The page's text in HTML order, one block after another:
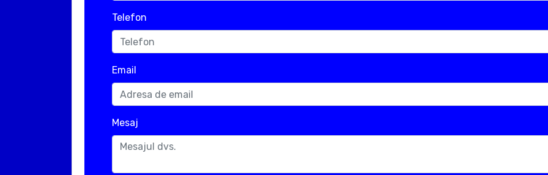
Telefon
Email
Mesaj